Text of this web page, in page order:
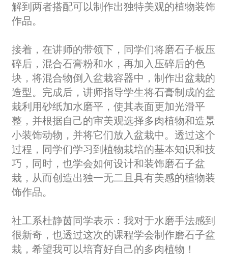
解到两者搭配可以制作出独特美观的植物装饰
作品。
接着，在讲师的带领下，同学们将磨石子板压
碎后，混合石膏粉和水，再加入压碎后的色
块，将混合物倒入盆栽容器中，制作出盆栽的
造型。完成后，讲师指导学生将石膏制成的盆
栽利用砂纸加水磨平，使其表面更加光滑平
整，并根据自己的审美观选择多肉植物和造景
小装饰动物，并将它们放入盆栽中。透过这个
过程，同学们学习到植物栽培的基本知识和技
巧，同时，也学会如何设计和装饰磨石子盆
栽，从而创造出独一无二且具有美感的植物装
饰作品。
社工系杜静茵同学表示：我对于水磨手法感到
很新奇，也透过这次的课程学会制作磨石子盆
栽，希望我可以培育好自己的多肉植物！